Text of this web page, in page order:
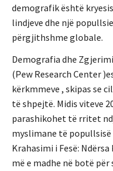
demografik është
lindjeve dhe një
përgjithshme globale.
Demografia dhe
(Pew Research Center
kërkmmeve , skipas se
të shpejtë. Midis viteve
parashikohet të rritet
myslimane të popullsisë
Krahasimi i Fesë:
më e madhe në botë